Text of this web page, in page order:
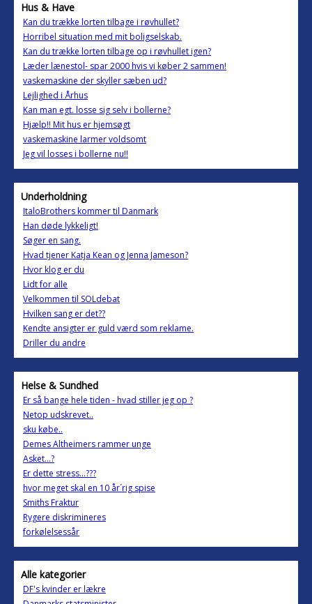
Hus & Have
Kan du trække lorten tilbage i røvhullet?
Horribel situation med mit boligselskab.
Kan du trække lorten tilbage op i røvhullet igen?
Læder lænestol- spar 2000 hvis vi køber 2 sammen!
vaskemaskine der skyller sæben ud?
Lejlighed i Århus
Kan man egt. losse sig selv i bollerne?
Hjælp!! Mit hus er hjemsøgt
vaskemaskine larmer voldsomt
Jeg vil losses i bollerne nu!!
Underholdning
ItaloBrothers kommer til Danmark
Han døde lykkeligt!
Søger en sang.
Hvad tjener Katja Kean og Jenna Jameson?
Hvor klog er du
Lidt for alle
Velkommen til SOLdebat
Hvilken sang er det??
Kendte ansigter er guld værd som reklame.
Driller du andre
Helse & Sundhed
Er så bange hele tiden - hvad stiller jeg op ?
Netop udskrevet..
sku købe..
Demes Altheimers rammer unge
Asket...?
Er dette stress...???
hvor meget skal en 10 år´rig spise
Smiths Fraktur
Rygere diskrimineres
forkølelsessår
Alle kategorier
DF's kvinder er lækre